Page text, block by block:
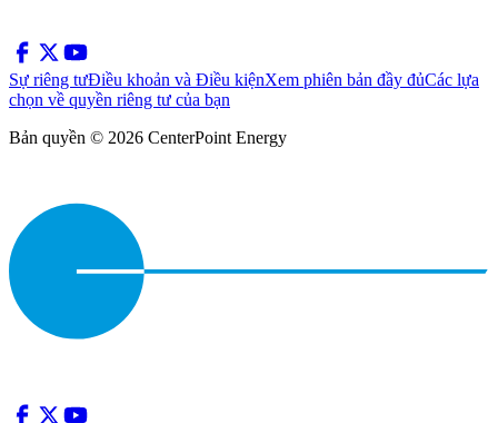
Sự riêng tưĐiều khoản và Điều kiệnXem phiên bản đầy đủCác lựa
chọn về quyền riêng tư của bạn
Bản quyền © 2026 CenterPoint Energy